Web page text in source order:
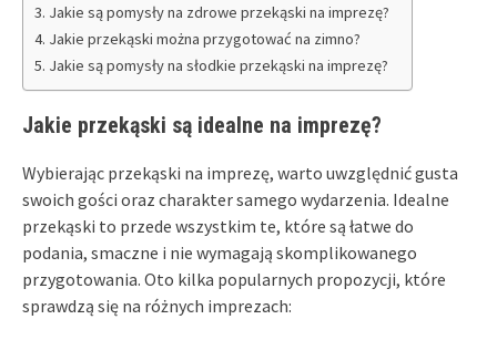
Jakie są pomysły na zdrowe przekąski na imprezę?
Jakie przekąski można przygotować na zimno?
Jakie są pomysły na słodkie przekąski na imprezę?
Jakie przekąski są idealne na imprezę?
Wybierając przekąski na imprezę, warto uwzględnić gusta
swoich gości oraz charakter samego wydarzenia. Idealne
przekąski to przede wszystkim te, które są łatwe do
podania, smaczne i nie wymagają skomplikowanego
przygotowania. Oto kilka popularnych propozycji, które
sprawdzą się na różnych imprezach: